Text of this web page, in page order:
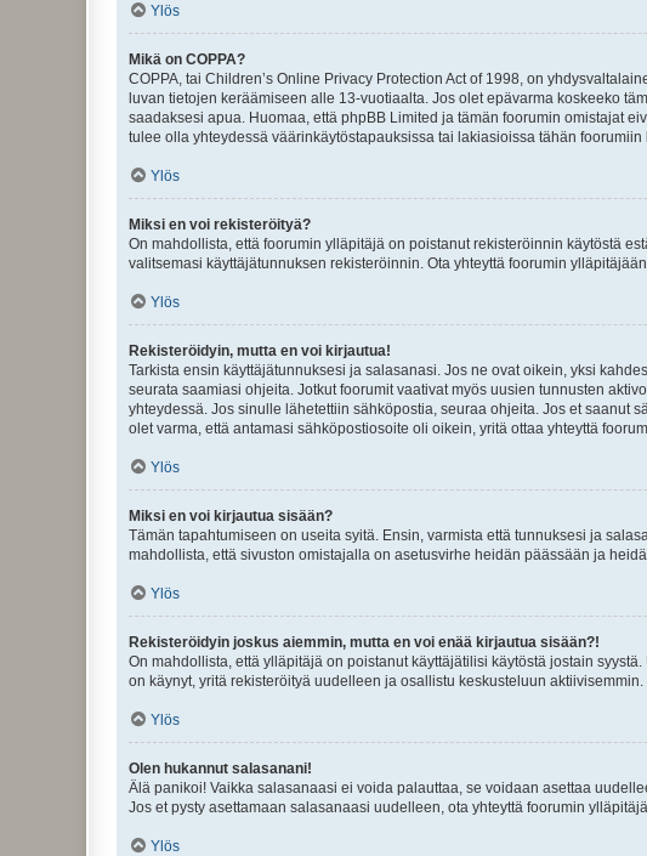
Ylös
Mikä on COPPA?
COPPA, tai Children’s Online Privacy Protection Act of 1998, on
luvan tietojen keräämiseen alle 13-vuotiaalta. Jos olet epävarma koskeeko
saadaksesi apua. Huomaa, että phpBB Limited ja tämän foorumin omistajat
tulee olla yhteydessä väärinkäytöstapauksissa tai lakiasioissa tähän foorumiin
Ylös
Miksi en voi rekisteröityä?
On mahdollista, että foorumin ylläpitäjä on poistanut rekisteröinnin käytöstä
valitsemasi käyttäjätunnuksen rekisteröinnin. Ota yhteyttä foorumin
Ylös
Rekisteröidyin, mutta en voi kirjautua!
Tarkista ensin käyttäjätunnuksesi ja salasanasi. Jos ne ovat oikein, yksi
seurata saamiasi ohjeita. Jotkut foorumit vaativat myös uusien tunnusten
yhteydessä. Jos sinulle lähetettiin sähköpostia, seuraa ohjeita. Jos et saanut
olet varma, että antamasi sähköpostiosoite oli oikein, yritä ottaa yhteyttä
Ylös
Miksi en voi kirjautua sisään?
Tämän tapahtumiseen on useita syitä. Ensin, varmista että tunnuksesi ja
mahdollista, että sivuston omistajalla on asetusvirhe heidän päässään ja
Ylös
Rekisteröidyin joskus aiemmin, mutta en voi enää kirjautua sisään?!
On mahdollista, että ylläpitäjä on poistanut käyttäjätilisi käytöstä jostain
on käynyt, yritä rekisteröityä uudelleen ja osallistu keskusteluun aktiivisemmin.
Ylös
Olen hukannut salasanani!
Älä panikoi! Vaikka salasanaasi ei voida palauttaa, se voidaan asettaa
Jos et pysty asettamaan salasanaasi uudelleen, ota yhteyttä foorumin
Ylös